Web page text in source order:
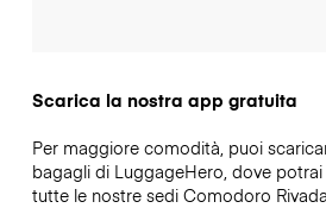
Scarica la nostra app gratuita
Per maggiore comodità, puoi
bagagli di LuggageHero, dove
tutte le nostre sedi Comodoro